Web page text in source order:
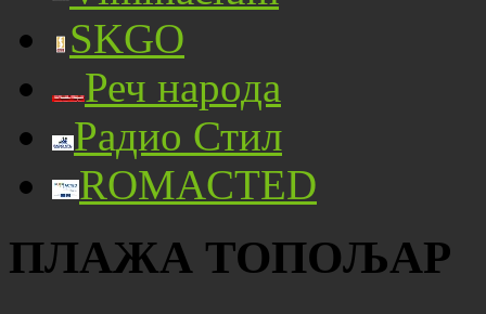
SKGO
Реч народа
Радио Стил
ROMACTED
ПЛАЖА ТОПОЉАР